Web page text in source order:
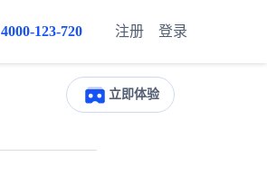
注册 登录
4000-123-720
立即体验